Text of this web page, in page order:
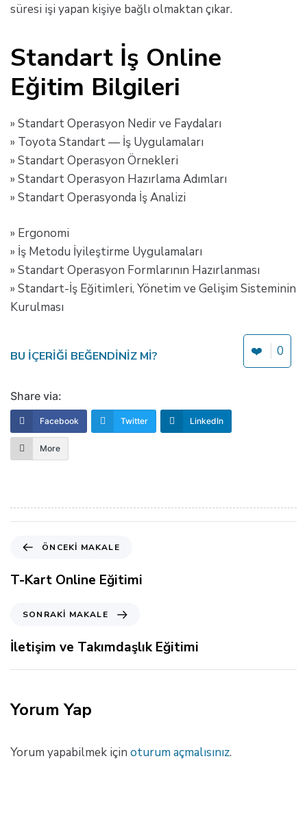
süresi işi yapan kişiye bağlı olmaktan çıkar.
Standart İş Online
Eğitim Bilgileri
» Standart Operasyon Nedir ve Faydaları
» Toyota Standart — İş Uygulamaları
» Standart Operasyon Örnekleri
» Standart Operasyon Hazırlama Adımları
» Standart Operasyonda İş Analizi
» Ergonomi
» İş Metodu İyileştirme Uygulamaları
» Standart Operasyon Formlarının Hazırlanması
» Standart-İş Eğitimleri, Yönetim ve Gelişim Sisteminin
Kurulması
BU IÇERIĞI BEĞENDINIZ MI? ❤️ 0
Share via:
Facebook Twitter LinkedIn
More
c
e
M
a
k
l
e
ÖNCEKI MAKALE
T-Kart Online Eğitimi
n
r
a
i
M
k
SONRAKI MAKALE
İletişim ve Takımdaşlık Eğitimi
Yorum Yap
Yorum yapabilmek için oturum açmalısınız.